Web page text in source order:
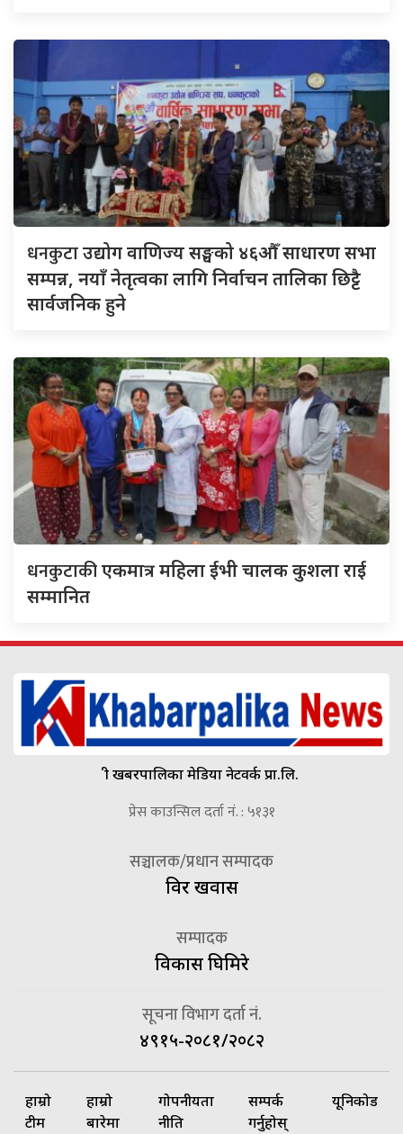
धनकुटाउद्योग वाणिज्य सङ्घको ४६औँ साधारण सभा
सम्पन्न, नयाँ नेतृत्वका लागि निर्वाचन तालिका छिट्टै
सार्वजनिक हुने
धनकुटाकीएकमात्र महिला ईभी चालक कुशला राई
सम्मानित
श्री खबरपालिका मेडिया नेटवर्क प्रा.लि.
प्रेस काउन्सिल दर्ता नं. : ५१३१
सञ्चालक/प्रधान सम्पादक
विदुर खवास
सम्पादक
विकास घिमिरे
सूचना विभाग दर्ता नं.
४९१५-२०८१/२०८२
हाम्रो
टीम
हाम्रो
बारेमा
गोपनीयता
नीति
सम्पर्क
गर्नुहोस्
यूनिकोड